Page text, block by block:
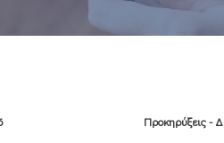
Προκηρύξεις -